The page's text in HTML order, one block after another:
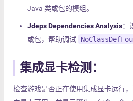
Java 类或包的模组。
Jdeps Dependencies Analysis：
或包，帮助调试
集成显卡检测：
检查游戏是否正在使用集成显卡运行